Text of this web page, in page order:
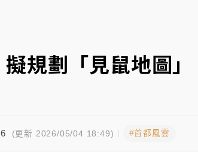
擬規劃「見鼠地圖
(更新 2026/05/04 18:49) #首都風雲